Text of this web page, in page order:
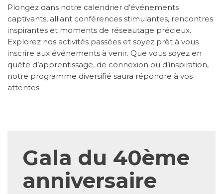
Plongez dans notre calendrier d’événements
captivants, alliant conférences stimulantes, rencontres
inspirantes et moments de réseautage précieux.
Explorez nos activités passées et soyez prêt à vous
inscrire aux événements à venir. Que vous soyez en
quête d’apprentissage, de connexion ou d’inspiration,
notre programme diversifié saura répondre à vos
attentes.
Gala du 40ème
anniversaire